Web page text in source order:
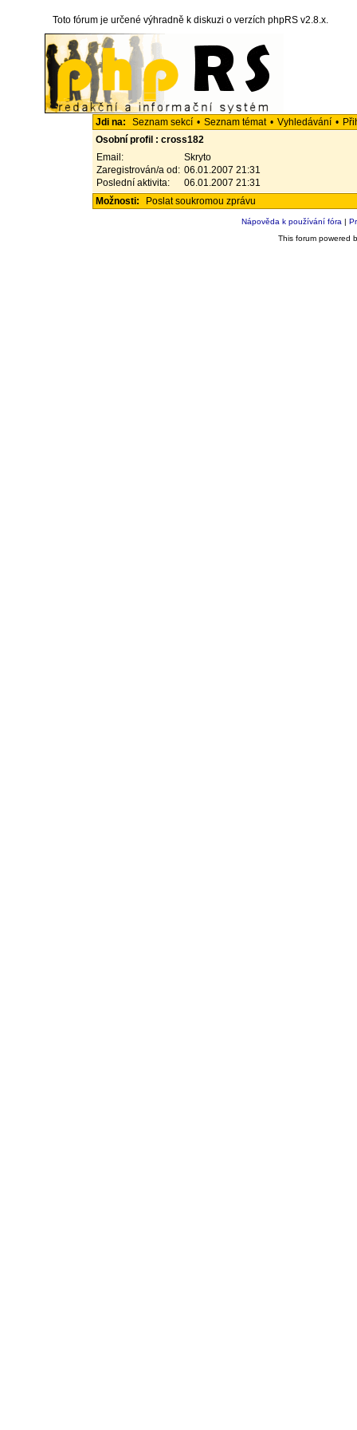
Toto fórum je určené výhradně k diskuzi o verzích phpRS v2.8.x.
Jdi na: Seznam sekcí • Seznam témat • Vyhledávání •
Osobní profil : cross182
Email:
Skryto
Zaregistrován/a od: 06.01.2007 21:31
Poslední aktivita:
06.01.2007 21:31
Možnosti:
Poslat soukromou zprávu
Nápověda k používání fóra |
This forum powered